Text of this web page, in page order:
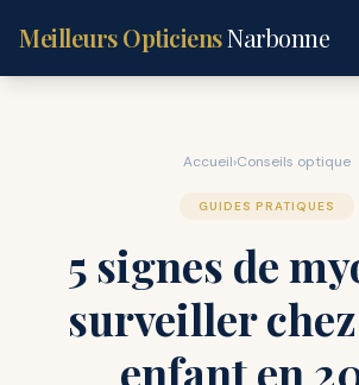
Meilleurs OpticiensNarbonne
Accueil›Conseils optique
GUIDES PRATIQUES
5 signes de
surveiller
enfant en